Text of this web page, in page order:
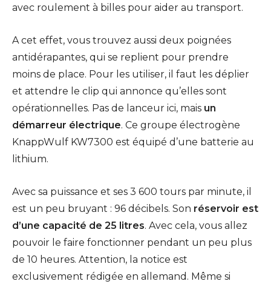
avec roulement à billes pour aider au transport.
A cet effet, vous trouvez aussi deux poignées
antidérapantes, qui se replient pour prendre
moins de place. Pour les utiliser, il faut les déplier
et attendre le clip qui annonce qu’elles sont
opérationnelles. Pas de lanceur ici, mais un
démarreur électrique. Ce groupe électrogène
KnappWulf KW7300 est équipé d’une batterie au
lithium.
Avec sa puissance et ses 3 600 tours par minute, il
est un peu bruyant : 96 décibels. Son réservoir est
d’une capacité de 25 litres. Avec cela, vous allez
pouvoir le faire fonctionner pendant un peu plus
de 10 heures. Attention, la notice est
exclusivement rédigée en allemand. Même si